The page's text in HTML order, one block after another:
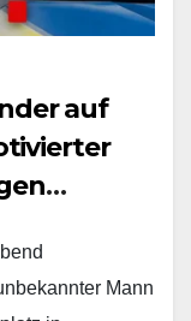
auf
Mann